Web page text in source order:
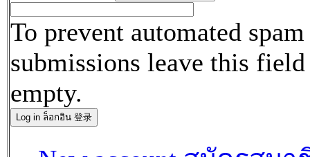
To prevent automated spam
submissions leave this field
empty.